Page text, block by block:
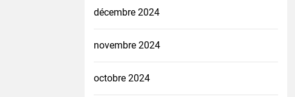
décembre 2024
novembre 2024
octobre 2024